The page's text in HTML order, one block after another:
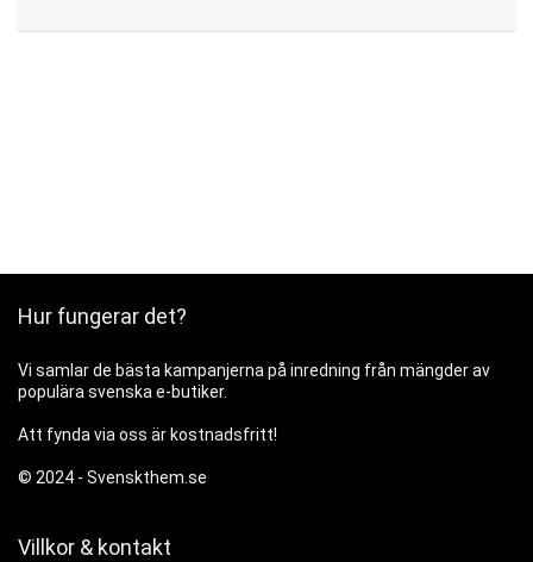
Hur fungerar det?
Vi samlar de bästa kampanjerna på inredning från mängder av
populära svenska e-butiker.
Att fynda via oss är kostnadsfritt!
© 2024 - Svenskthem.se
Villkor & kontakt